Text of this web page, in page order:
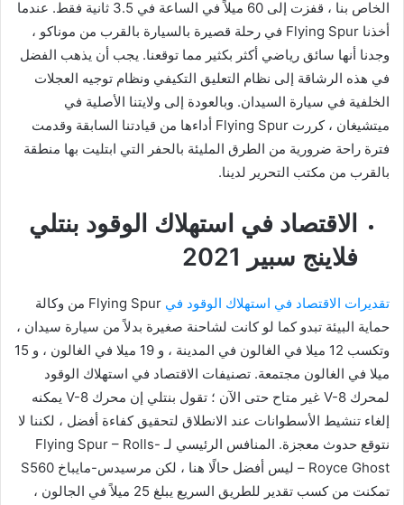
الخاص بنا ، قفزت إلى 60 ميلاً في الساعة في 3.5 ثانية فقط. عندما
أخذنا Flying Spur في رحلة قصيرة بالسيارة بالقرب من موناكو ،
وجدنا أنها سائق رياضي أكثر بكثير مما توقعنا. يجب أن يذهب الفضل
في هذه الرشاقة إلى نظام التعليق التكيفي ونظام توجيه العجلات
الخلفية في سيارة السيدان. وبالعودة إلى ولايتنا الأصلية في
ميتشيغان ، كررت Flying Spur أداءها من قيادتنا السابقة وقدمت
فترة راحة ضرورية من الطرق المليئة بالحفر التي ابتليت بها منطقة
بالقرب من مكتب التحرير لدينا.
الاقتصاد في استهلاك الوقود بنتلي
فلاينج سبير 2021
تقديرات الاقتصاد في استهلاك الوقود في
Flying Spur من وكالة
حماية البيئة تبدو كما لو كانت لشاحنة صغيرة بدلاً من سيارة سيدان ،
وتكسب 12 ميلا في الغالون في المدينة ، و 19 ميلا في الغالون ، و 15
ميلا في الغالون مجتمعة. تصنيفات الاقتصاد في استهلاك الوقود
لمحرك V-8 غير متاح حتى الآن ؛ تقول بنتلي إن محرك V-8 يمكنه
إلغاء تنشيط الأسطوانات عند الانطلاق لتحقيق كفاءة أفضل ، لكننا لا
نتوقع حدوث معجزة. المنافس الرئيسي لـ Flying Spur – Rolls-
Royce Ghost – ليس أفضل حالًا هنا ، لكن مرسيدس-مايباخ S560
تمكنت من كسب تقدير للطريق السريع يبلغ 25 ميلاً في الجالون ،